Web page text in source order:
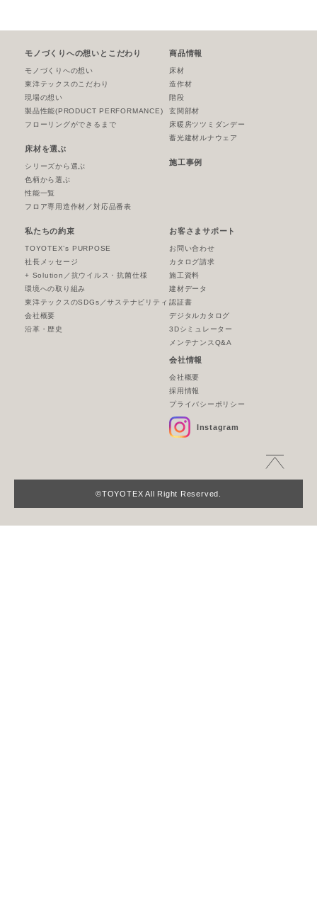
モノづくりへの想いとこだわり
モノづくりへの想い
東洋テックスのこだわり
現場の想い
製品性能(PRODUCT PERFORMANCE)
フローリングができるまで
床材を選ぶ
シリーズから選ぶ
色柄から選ぶ
性能一覧
フロア専用造作材／対応品番表
商品情報
床材
造作材
階段
玄関部材
床暖房ツツミダンデー
蓄光建材ルナウェア
施工事例
私たちの約束
TOYOTEX’s PURPOSE
社長メッセージ
+ Solution／抗ウイルス・抗菌仕様
環境への取り組み
東洋テックスのSDGs／サステナビリティ
会社概要
沿革・歴史
お客さまサポート
お問い合わせ
カタログ請求
施工資料
建材データ
認証書
デジタルカタログ
3Dシミュレーター
メンテナンスQ&A
会社情報
会社概要
採用情報
プライバシーポリシー
Instagram
©TOYOTEX All Right Reserved.